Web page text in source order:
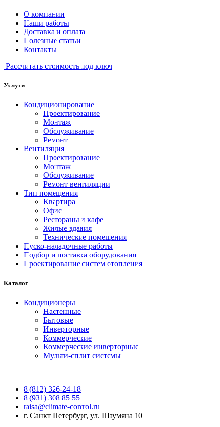
О компании
Наши работы
Доставка и оплата
Полезные статьи
Контакты
Рассчитать стоимость под ключ
Услуги
Кондиционирование
Проектирование
Монтаж
Обслуживание
Ремонт
Вентиляция
Проектирование
Монтаж
Обслуживание
Ремонт вентиляции
Тип помещения
Квартира
Офис
Рестораны и кафе
Жилые здания
Технические помещения
Пуско-наладочные работы
Подбор и поставка оборудования
Проектирование систем отопления
Каталог
Кондиционеры
Настенные
Бытовые
Инверторные
Коммерческие
Коммерческие инверторные
Мульти-сплит системы
8 (812) 326-24-18
8 (931) 308 85 55
raisa@climate-control.ru
г. Санкт Петербург, ул. Шаумяна 10